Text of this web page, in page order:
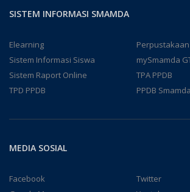
SISTEM INFORMASI SMAMDA
Elearning
Perpustakaan
Sistem Informasi Siswa
mySmamda
Sistem Raport Online
TPA PPDB
TPD PPDB
PPDB Smamda
MEDIA SOSIAL
Facebook
Twitter